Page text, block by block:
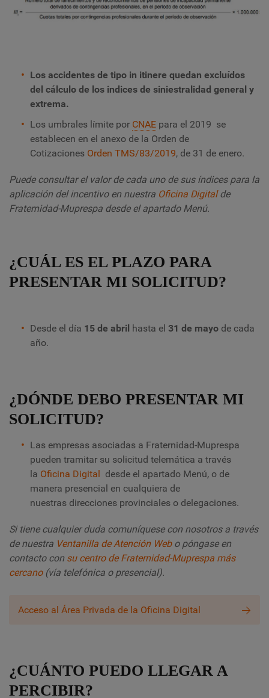
Los accidentes de tipo in itinere quedan excluídos
del cálculo de los indices de siniestralidad general y
extrema.
Los umbrales límite por CNAE para el 2019 se
establecen en el anexo de la Orden de
Cotizaciones Orden TMS/83/2019, de 31 de enero.
Puede consultar el valor de cada uno de sus índices para la
aplicación del incentivo en nuestra Oficina Digitalde
Fraternidad-Muprespa desde el apartado Menú.
¿CUÁL ES EL PLAZO PARA
PRESENTAR MI SOLICITUD?
Desde el día 15 de abril hasta el 31 de mayo de cada
año.
¿DÓNDE DEBO PRESENTAR MI
SOLICITUD?
Las empresas asociadas a Fraternidad-Muprespa
pueden tramitar su solicitud telemática a través
la Oficina Digital desde el apartado Menú, o de
manera presencial en cualquiera de
nuestras direcciones provinciales o delegaciones.
Si tiene cualquier duda comuníquese con nosotros a través
de nuestra Ventanilla de Atención Webo póngase en
contacto con su centro de Fraternidad-Muprespa más
cercano(vía telefónica o presencial).
Acceso al Área Privada de la Oficina Digital
¿CUÁNTO PUEDO LLEGAR A
PERCIBIR?